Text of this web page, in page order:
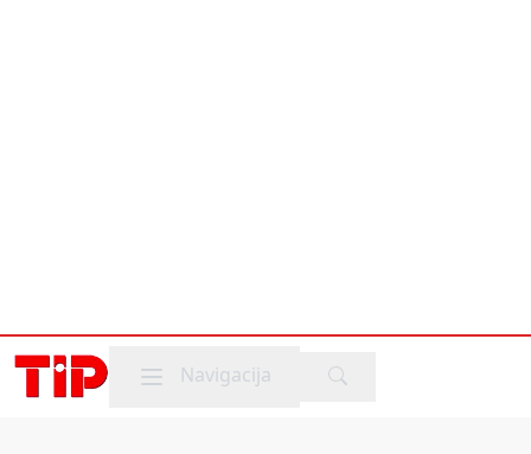
Mobile menu
Navigacija